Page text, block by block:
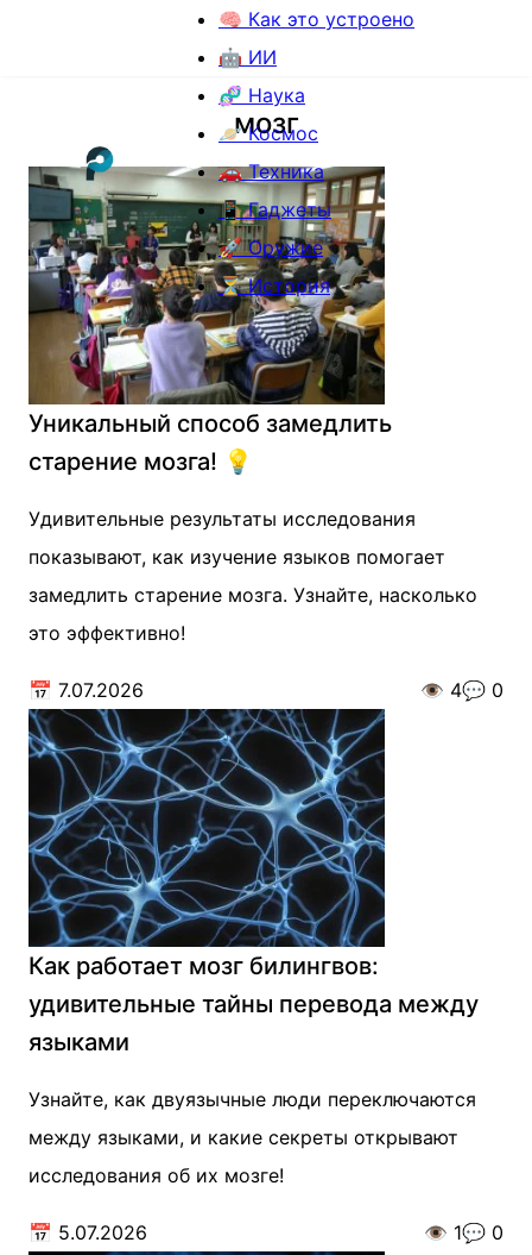
🧠 Как это устроено
🤖 ИИ
🧬 Наука
🪐 Космос
🚗 Техника
📱 Гаджеты
🚀 Оружие
⏳ История
мозг
Уникальный способ замедлить
старение мозга! 💡
Удивительные результаты исследования
показывают, как изучение языков помогает
замедлить старение мозга. Узнайте, насколько
это эффективно!
📅 7.07.2026 👁️ 4💬 0
Как работает мозг билингвов:
удивительные тайны перевода между
языками
Узнайте, как двуязычные люди переключаются
между языками, и какие секреты открывают
исследования об их мозге!
📅 5.07.2026 👁️ 1💬 0